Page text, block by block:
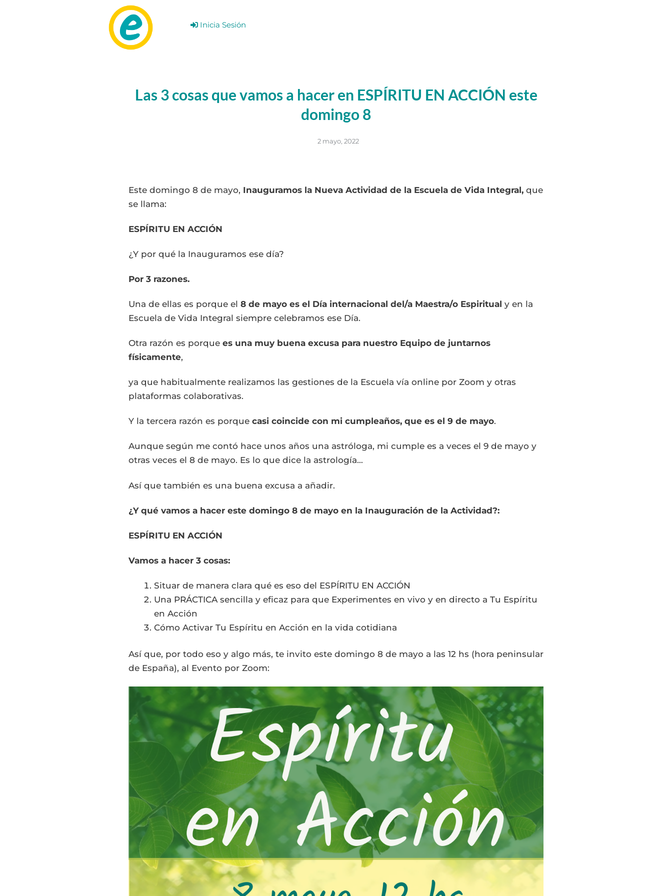
Inicia Sesión
Las 3 cosas que vamos a hacer en ESPÍRITU EN ACCIÓN este
domingo 8
2 mayo, 2022
Este domingo 8 de mayo, Inauguramos la Nueva Actividad de la Escuela de Vida Integral, que
se llama:
ESPÍRITU EN ACCIÓN
¿Y por qué la Inauguramos ese día?
Por 3 razones.
Una de ellas es porque el 8 de mayo es el Día internacional del/a Maestra/o Espiritual y en la
Escuela de Vida Integral siempre celebramos ese Día.
Otra razón es porque es una muy buena excusa para nuestro Equipo de juntarnos
físicamente,
ya que habitualmente realizamos las gestiones de la Escuela vía online por Zoom y otras
plataformas colaborativas.
Y la tercera razón es porque casi coincide con mi cumpleaños, que es el 9 de mayo.
Aunque según me contó hace unos años una astróloga, mi cumple es a veces el 9 de mayo y
otras veces el 8 de mayo. Es lo que dice la astrología…
Así que también es una buena excusa a añadir.
¿Y qué vamos a hacer este domingo 8 de mayo en la Inauguración de la Actividad?:
ESPÍRITU EN ACCIÓN
Vamos a hacer 3 cosas:
Situar de manera clara qué es eso del ESPÍRITU EN ACCIÓN
Una PRÁCTICA sencilla y eficaz para que Experimentes en vivo y en directo a Tu Espíritu
en Acción
Cómo Activar Tu Espíritu en Acción en la vida cotidiana
Así que, por todo eso y algo más, te invito este domingo 8 de mayo a las 12 hs (hora peninsular
de España), al Evento por Zoom: